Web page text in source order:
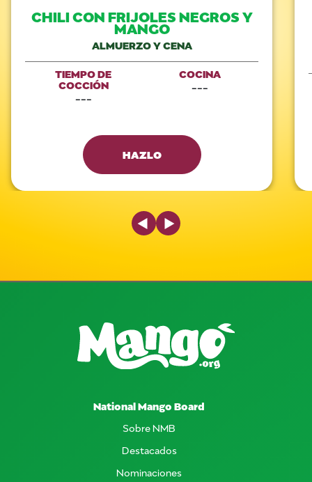
CHILI CON FRIJOLES NEGROS Y
MANGO
ALMUERZO Y CENA
TIEMPO DE
COCCIÓN
---
COCINA
---
HAZLO
Previous Slide
Next Slide
National Mango Board
Sobre NMB
Destacados
Nominaciones